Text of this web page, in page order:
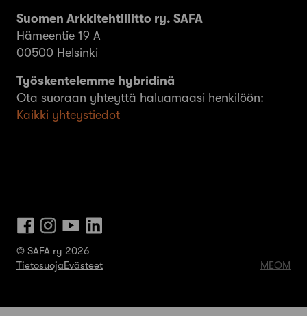
Suomen Arkkitehtiliitto ry. SAFA
Hämeentie 19 A
00500 Helsinki
Työskentelemme hybridinä
Ota suoraan yhteyttä haluamaasi henkilöön:
Kaikki yhteystiedot
© SAFA ry 2026
TietosuojaEvästeet MEOM